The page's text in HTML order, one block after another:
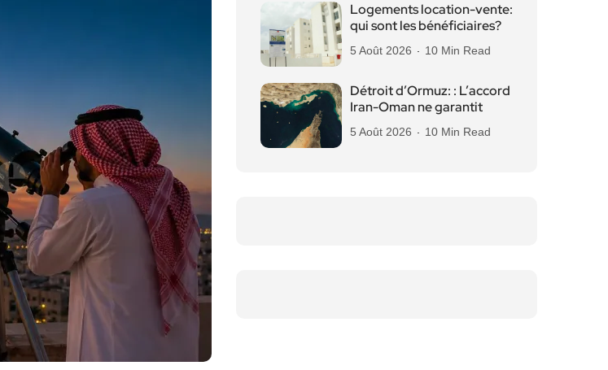
Logements location-vente:
qui sont les bénéficiaires?
5 Août 2026 10 Min Read
Détroit d’Ormuz: : L’accord
Iran-Oman ne garantit
5 Août 2026 10 Min Read